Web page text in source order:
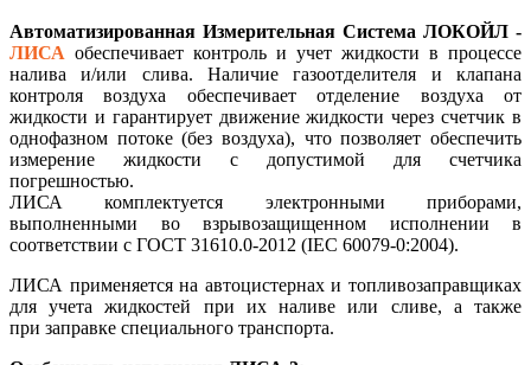
Автоматизированная Измерительная Система ЛОКОЙЛ -
ЛИСА обеспечивает контроль и учет жидкости в процессе
налива и/или слива. Наличие газоотделителя и клапана
контроля воздуха обеспечивает отделение воздуха от
жидкости и гарантирует движение жидкости через счетчик в
однофазном потоке (без воздуха), что позволяет обеспечить
измерение жидкости с допустимой для счетчика
погрешностью.
ЛИСА комплектуется электронными приборами,
выполненными во взрывозащищенном исполнении в
соответствии с ГОСТ 31610.0-2012 (IEC 60079-0:2004).
ЛИСА применяется на автоцистернах и топливозаправщиках
для учета жидкостей при их наливе или сливе, а также
при заправке специального транспорта.